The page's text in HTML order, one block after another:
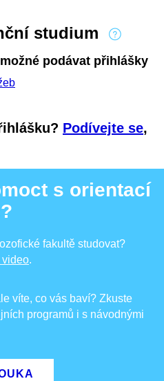
studium
podávat přihlášky
Podívejte se,
s orientací
fakultě studovat?
video.
víte, co vás baví? Zkuste
programů i s návodnými